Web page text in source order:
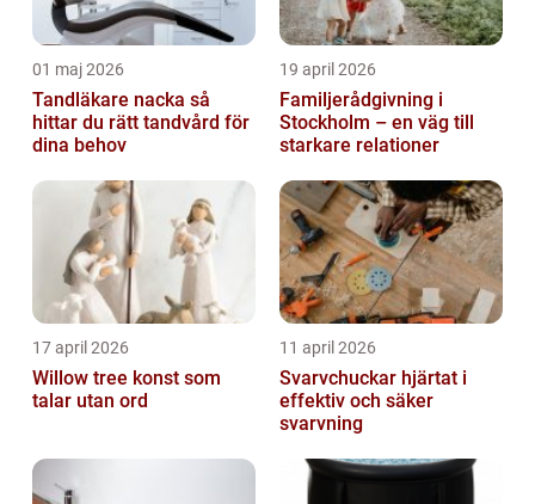
01 maj 2026
Tandläkare nacka så
hittar du rätt tandvård för
dina behov
19 april 2026
Familjerådgivning i
Stockholm – en väg till
starkare relationer
17 april 2026
Willow tree konst som
talar utan ord
11 april 2026
Svarvchuckar hjärtat i
effektiv och säker
svarvning